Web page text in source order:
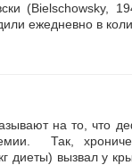
(Bielschowsky,
ежедневно в
на то, что
Так,
диеты) вызвал у